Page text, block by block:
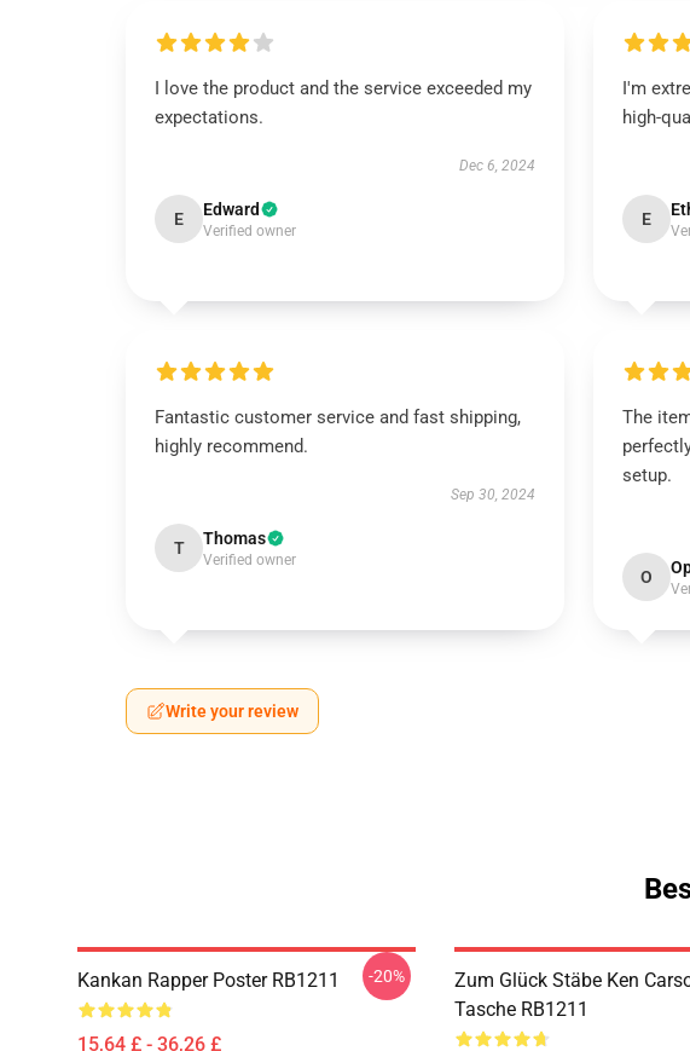
I love the product and the service exceeded my
expectations.
Dec 6, 2024
E Edward
Verified owner
I'm
high-
E
Fantastic customer service and fast shipping,
highly recommend.
Sep 30, 2024
T Thomas
Verified owner
The
setup.
O
Write your review
Kankan Rapper Poster RB1211
15,64 £ - 36,26 £
-20%
Zum Glück Stäbe Ken
Tasche RB1211